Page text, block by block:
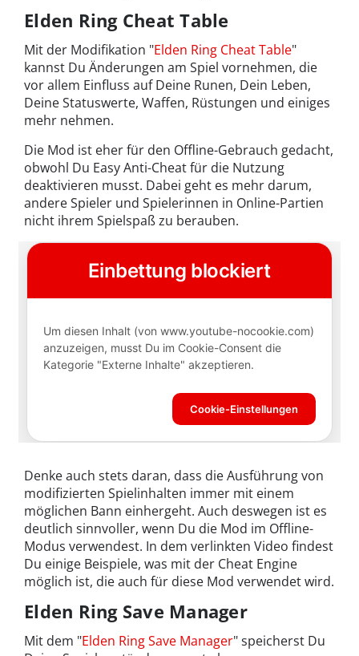
Elden Ring Cheat Table
Mit der Modifikation "Elden Ring Cheat Table"
kannst Du Änderungen am Spiel vornehmen, die
vor allem Einfluss auf Deine Runen, Dein Leben,
Deine Statuswerte, Waffen, Rüstungen und einiges
mehr nehmen.
Die Mod ist eher für den Offline-Gebrauch gedacht,
obwohl Du Easy Anti-Cheat für die Nutzung
deaktivieren musst. Dabei geht es mehr darum,
andere Spieler und Spielerinnen in Online-Partien
nicht ihrem Spielspaß zu berauben.
Denke auch stets daran, dass die Ausführung von
modifizierten Spielinhalten immer mit einem
möglichen Bann einhergeht. Auch deswegen ist es
deutlich sinnvoller, wenn Du die Mod im Offline-
Modus verwendest. In dem verlinkten Video findest
Du einige Beispiele, was mit der Cheat Engine
möglich ist, die auch für diese Mod verwendet wird.
Elden Ring Save Manager
Mit dem "Elden Ring Save Manager" speicherst Du